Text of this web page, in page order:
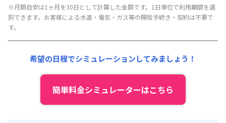
その他費用 :
管理費: 24,000円/月 (800円/日)
初期費用
月額賃料目安(30日利用)
賃料 : 96,000円/月 (3,200円/日) (税抜)
光熱費他 :
その他費用 :
24,000円/月 (800円/日)
契約事務手数料 : 5,000円/回 (税抜)
※月額目安は1ヶ月を30日として計算した金額です。1日単位で利用期間を選
択できます。お客様による水道・電気・ガス等の開栓手続き・契約は不要で
す。
希望の日程でシミュレーションしてみましょう！
簡単料金シミュレーターはこちら